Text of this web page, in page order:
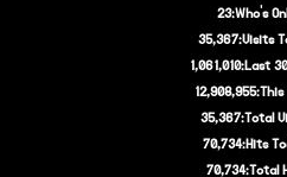
Who's
23
35,367
1,061,010
12,908,955
35,367
70,734
70,734